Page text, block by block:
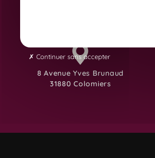
8 Avenue Yves Brunaud
31880 Colomiers
Continuer sans accepter